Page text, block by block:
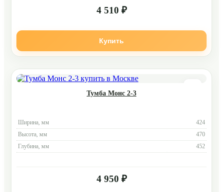
4 510 ₽
Купить
Тумба Монс 2-3
Ширина, мм
424
Высота, мм
470
Глубина, мм
452
4 950 ₽